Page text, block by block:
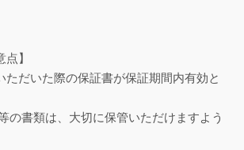
】
ただいた際の保証書が保証期間内有効と
の書類は、大切に保管いただけますよう